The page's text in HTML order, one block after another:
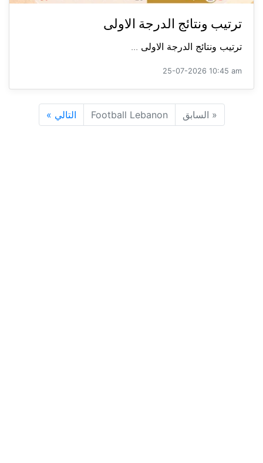
ترتيب ونتائج الدرجة الاولى
ترتيب ونتائج الدرجة الاولى ...
25-07-2026 10:45 am
« السابق Football Lebanon التالي »